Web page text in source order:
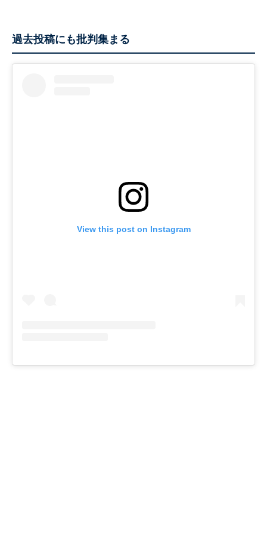
過去投稿にも批判集まる
View this post on Instagram